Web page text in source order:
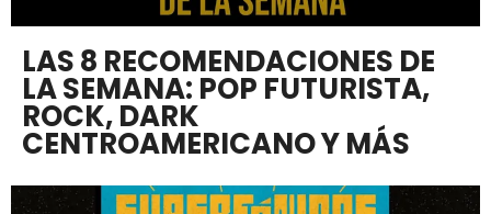
LAS 8 RECOMENDACIONES DE
LA SEMANA: POP FUTURISTA,
ROCK, DARK
CENTROAMERICANO Y MÁS